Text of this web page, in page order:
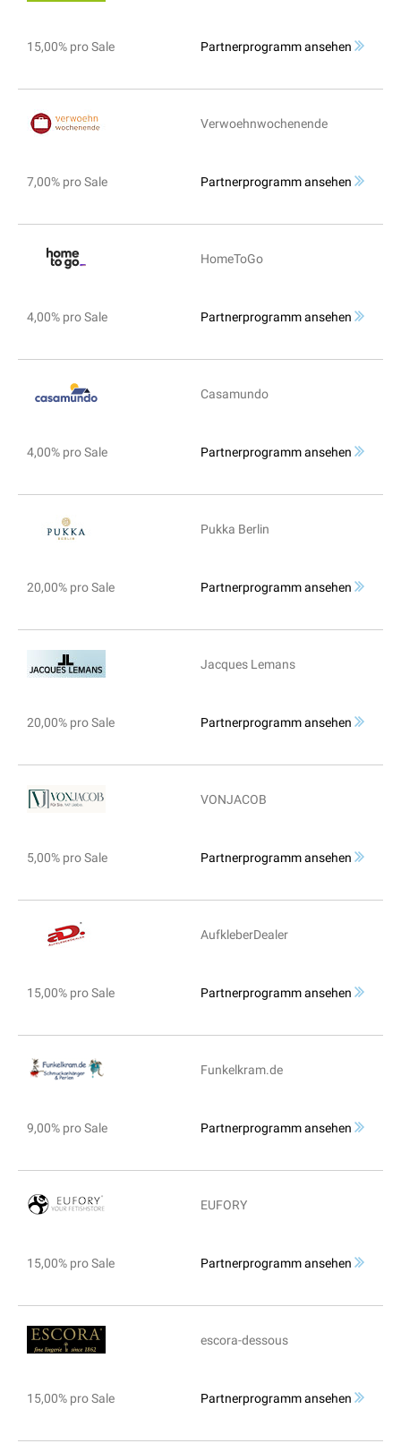
15,00% pro Sale Partnerprogramm ansehen
Verwoehnwochenende
7,00% pro Sale Partnerprogramm ansehen
HomeToGo
4,00% pro Sale Partnerprogramm ansehen
Casamundo
4,00% pro Sale Partnerprogramm ansehen
Pukka Berlin
20,00% pro Sale Partnerprogramm ansehen
Jacques Lemans
20,00% pro Sale Partnerprogramm ansehen
VONJACOB
5,00% pro Sale Partnerprogramm ansehen
AufkleberDealer
15,00% pro Sale Partnerprogramm ansehen
Funkelkram.de
9,00% pro Sale Partnerprogramm ansehen
EUFORY
15,00% pro Sale Partnerprogramm ansehen
escora-dessous
15,00% pro Sale Partnerprogramm ansehen